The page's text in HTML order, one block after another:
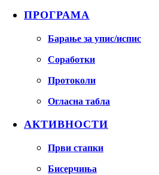
ПРОГРАМА
Барање за упис/испис
Соработки
Протоколи
Огласна табла
АКТИВНОСТИ
Први стапки
Бисерчиња